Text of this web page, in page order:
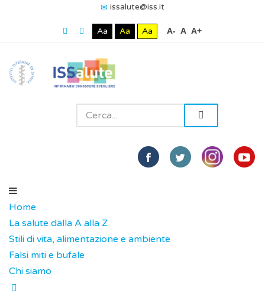
issalute@iss.it
Aa Aa Aa A- A A+
Home
La salute dalla A alla Z
Stili di vita, alimentazione e ambiente
Falsi miti e bufale
Chi siamo